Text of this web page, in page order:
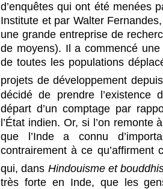
d’enquêtes qui ont été menées
Institute et par Walter
une grande entreprise de
de moyens). Il a commencé
de toutes les populations
projets de développement
décidé de prendre l’existence
départ d’un comptage par
l’État indien. Or, si l’on remonte
que l’Inde a connu
contrairement à ce qu’affirment
qui, dans Hindouisme et
très forte en Inde, que les